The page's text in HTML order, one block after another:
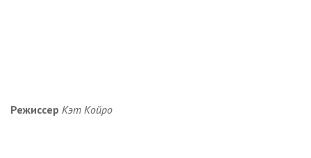
Режиссер Кэт Койро